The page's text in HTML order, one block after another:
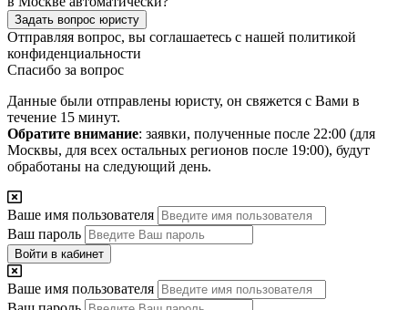
Задать вопрос юристу
Отправляя вопрос, вы соглашаетесь с нашей политикой
конфиденциальности
Спасибо за вопрос
Данные были отправлены юристу, он свяжется с Вами в
течение 15 минут.
Обратите внимание: заявки, полученные после 22:00 (для
Москвы, для всех остальных регионов после 19:00), будут
обработаны на следующий день.
Ваше имя пользователя
Ваш пароль
Войти в кабинет
Ваше имя пользователя